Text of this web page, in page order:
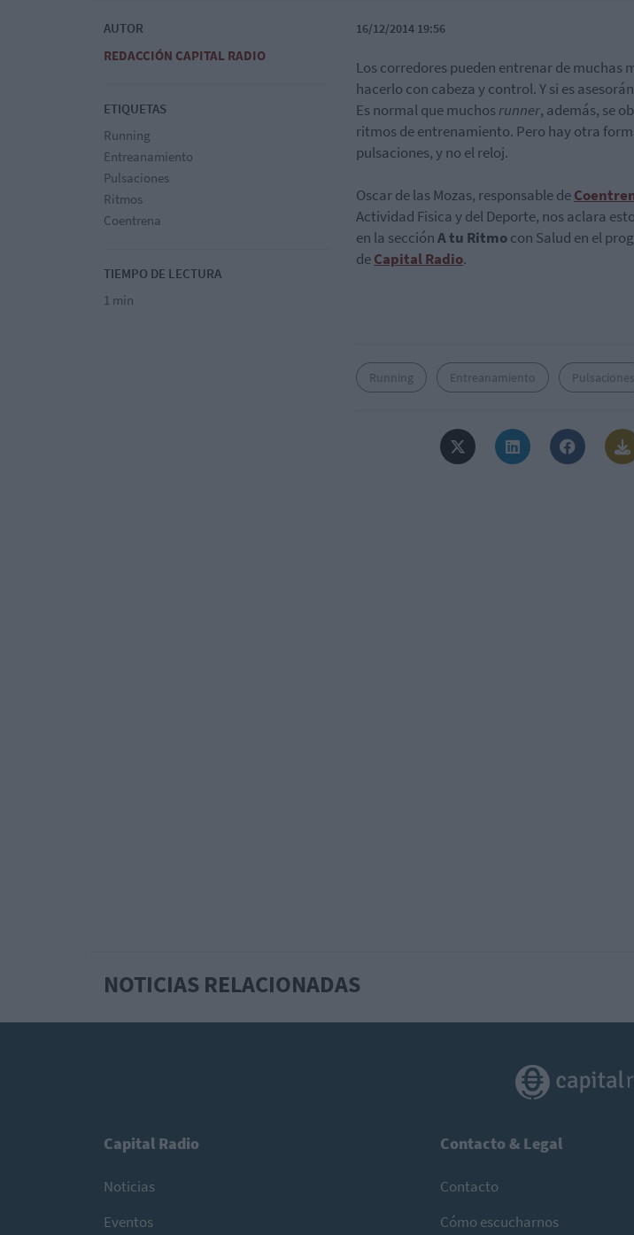
AUTOR
REDACCIÓN CAPITAL RADIO
ETIQUETAS
Running
Entreanamiento
Pulsaciones
Ritmos
Coentrena
TIEMPO DE LECTURA
1 min
16/12/2014 19:56
Los corredores pueden entrenar de muchas
hacerlo con cabeza y control. Y si es
Es normal que muchosrunner, además, se
ritmos de entrenamiento. Pero hay otra
pulsaciones, y no el reloj.
Oscar de las Mozas, responsable de
Actividad Fisica y del Deporte, nos aclara
en la secciónA tu Ritmocon Salud en el
deCapital Radio.
Running Entreanamiento Pulsaciones
NOTICIAS RELACIONADAS
Capital Radio
Noticias
Eventos
Contacto & Legal
Contacto
Cómo escucharnos